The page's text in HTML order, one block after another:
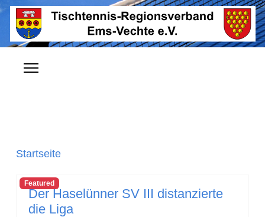
Startseite
Featured
Der Haselünner SV III distanzierte
die Liga